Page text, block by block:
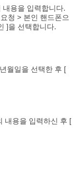
내용을 입력합니다.
청 > 본인 핸드폰으
]을 선택합니다.
월일을 선택한 후 [
내용을 입력하신 후 [